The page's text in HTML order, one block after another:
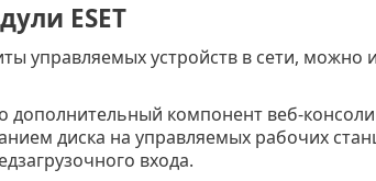
ESET
управляемых устройств в сети,
дополнительный компонент веб-консоли
диска на управляемых рабочих
входа.